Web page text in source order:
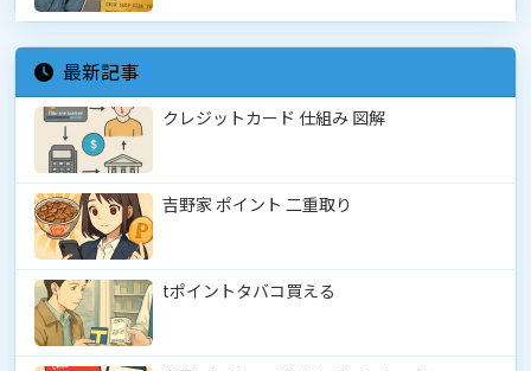
最新記事
クレジットカード 仕組み 図解
吉野家 ポイント 二重取り
tポイントタバコ買える